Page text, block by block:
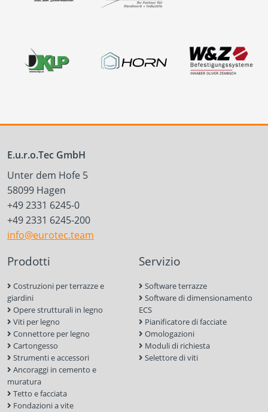
E.u.r.o.Tec GmbH
Unter dem Hofe 5
58099 Hagen
+49 2331 6245-0
+49 2331 6245-200
info@eurotec.team
Prodotti
Costruzioni per terrazze e
giardini
Opere strutturali in legno
Viti per legno
Connettore per legno
Cartongesso
Strumenti e accessori
Ancoraggi in cemento e
muratura
Tetto e facciata
Fondazioni a vite
Servizio
Software terrazze
Software di dimensionamento
ECS
Pianificatore di facciate
Omologazioni
Moduli di richiesta
Selettore di viti